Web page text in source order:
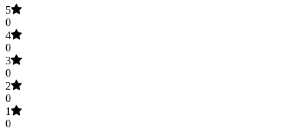
5
0
4
0
3
0
2
0
1
0